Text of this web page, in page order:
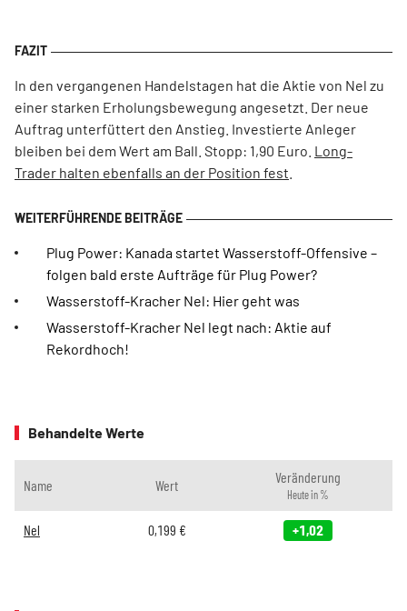
In den vergangenen Handelstagen hat die Aktie von Nel zu
einer starken Erholungsbewegung angesetzt. Der neue
Auftrag unterfüttert den Anstieg. Investierte Anleger
bleiben bei dem Wert am Ball. Stopp: 1,90 Euro. Long-
Trader halten ebenfalls an der Position fest
Plug Power: Kanada startet Wasserstoff-Offensive –
folgen bald erste Aufträge für Plug Power?
Wasserstoff-Kracher Nel: Hier geht was
Wasserstoff-Kracher Nel legt nach: Aktie auf
Rekordhoch!
Behandelte Werte
Name Wert Veränderung
Heute in %
Nel 0,199 € +1,02